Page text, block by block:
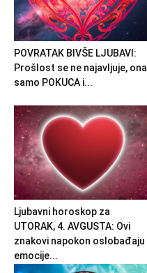
POVRATAK BIVŠE LJUBAVI:
Prošlost se ne najavljuje, ona
samo POKUCA i...
Ljubavni horoskop za
UTORAK, 4. AVGUSTA: Ovi
znakovi napokon oslobađaju
emocije...